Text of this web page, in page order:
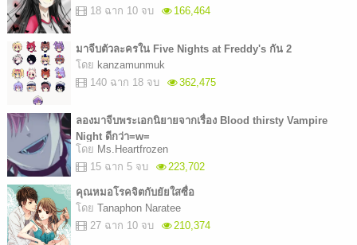
18 ฉาก 10 จบ
166,464
มาจีบตัวละครใน Five Nights at Freddy's กัน 2
โดย kanzamunmuk
140 ฉาก 18 จบ
362,475
ลองมาจีบพระเอกนิยายจากเรื่อง Blood thirsty Vampire
Night ดีกว่า=w=
โดย Ms.Heartfrozen
15 ฉาก 5 จบ
223,702
คุณหมอโรคจิตกับยัยใสซื่อ
โดย Tanaphon Naratee
27 ฉาก 10 จบ
210,374